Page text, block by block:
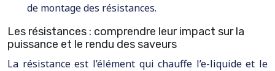
de montage des résistances.
Les résistances : comprendre leur impact sur la
puissance et le rendu des saveurs
La résistance est l’élément qui chauffe l’e-liquide et le